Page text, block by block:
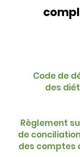
Code de
des
Règlement
de
des comptes